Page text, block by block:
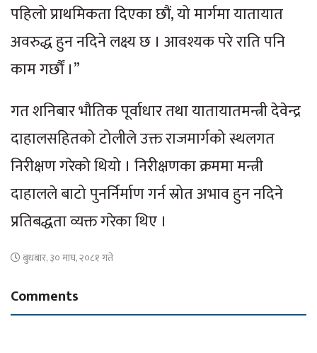
पहिलो प्राथमिकता दिएका छौं, यो मार्गमा यातायात
अवरुद्ध हुन नदिने लक्ष्य छ । आवश्यक परे राति पनि
काम गर्छौं ।”
गत शनिबार भौतिक पूर्वाधार तथा यातायातमन्त्री देवेन्द्र
दाहालसहितको टोलीले उक्त राजमार्गको स्थलगत
निरीक्षण गरेको थियो । निरीक्षणका क्रममा मन्त्री
दाहालले बाटो पुनर्निर्माण गर्न स्रोत अभाव हुन नदिने
प्रतिबद्धता व्यक्त गरेका थिए ।
बुधबार, ३० माघ, २०८१ गते
Comments